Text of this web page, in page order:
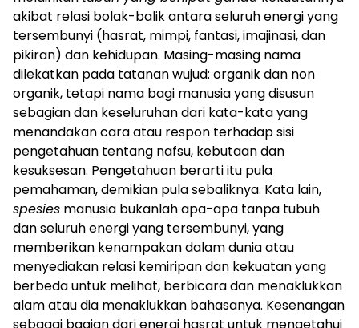
akibat relasi bolak-balik antara seluruh energi yang
tersembunyi (hasrat, mimpi, fantasi, imajinasi, dan
pikiran) dan kehidupan. Masing-masing nama
dilekatkan pada tatanan wujud: organik dan non
organik, tetapi nama bagi manusia yang disusun
sebagian dan keseluruhan dari kata-kata yang
menandakan cara atau respon terhadap sisi
pengetahuan tentang nafsu, kebutaan dan
kesuksesan. Pengetahuan berarti itu pula
pemahaman, demikian pula sebaliknya. Kata lain,
spesies manusia bukanlah apa-apa tanpa tubuh
dan seluruh energi yang tersembunyi, yang
memberikan kenampakan dalam dunia atau
menyediakan relasi kemiripan dan kekuatan yang
berbeda untuk melihat, berbicara dan menaklukkan
alam atau dia menaklukkan bahasanya. Kesenangan
sebagai bagian dari energi hasrat untuk mengetahui